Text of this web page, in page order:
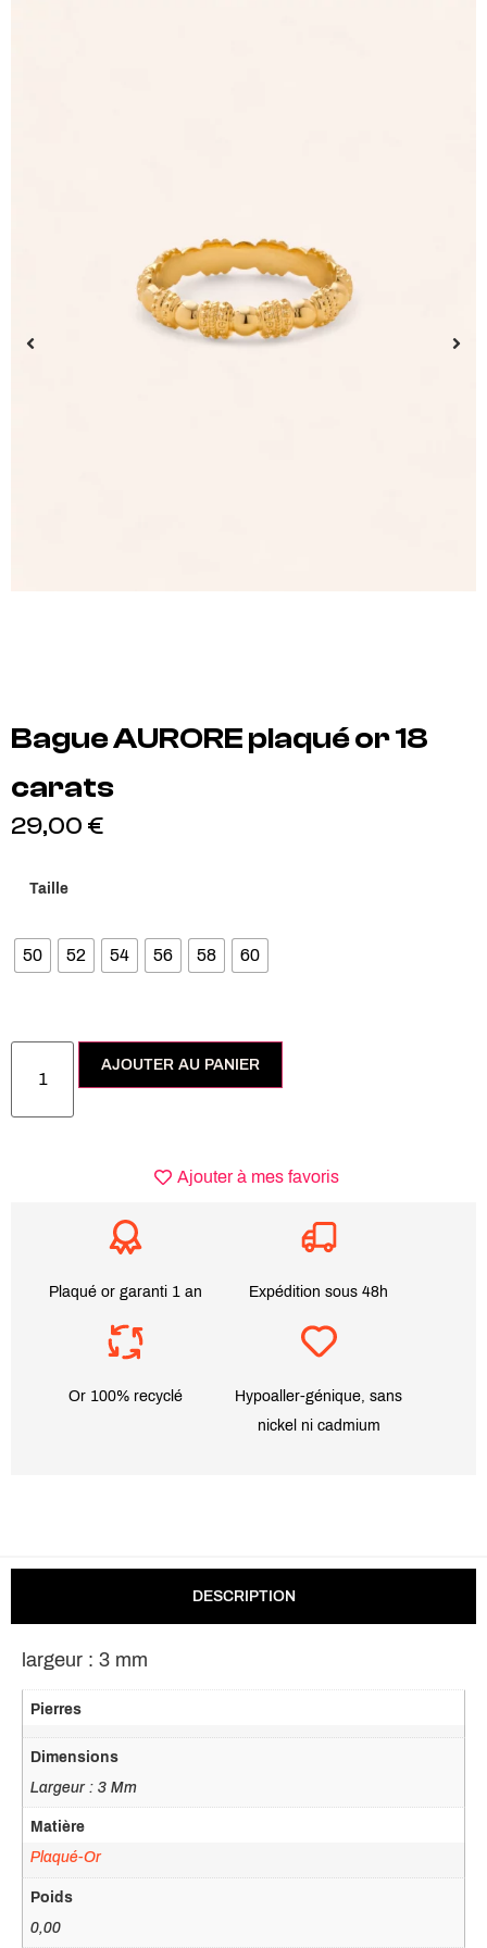
Bague AURORE plaqué or 18
carats
29,00 €
Taille
50 52 54 56 58 60
AJOUTER AU PANIER
Ajouter à mes favoris
Plaqué or garanti 1 an Expédition sous 48h
Or 100% recyclé
Hypoaller-génique, sans
nickel ni cadmium
DESCRIPTION
largeur : 3 mm
Pierres
Dimensions
Largeur : 3 Mm
Matière
Plaqué-Or
Poids
0,00